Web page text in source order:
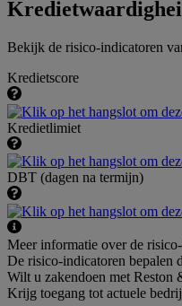
Bekijk de risico-indicatoren
Kredietscore
Kredietlimiet
DBT (dagen na termijn)
Meer informatie over de
De risico-indicatoren bepalen
Wilt u zakendoen met
Krijg toegang tot actuele